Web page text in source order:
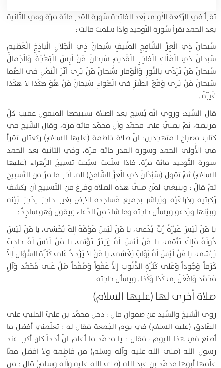
تقرأ في الرّكعة الاُولى بَعد الفاتِحة سُورة القدر مائة مرّة وفي الثّانية
بعد الحمد تقرأ سُورة التّوحيد واذا سلمت قالت :
سُبحانَ ذِي الْعِزِّ الشّامِخِ المُنيفِ سُبحانَ ذِي الْجَلالِ الْباذِخِ الْعَظيمِ
سُبحانَ ذِي الْمُلْكِ الْفاخِرِ الْقَديمِ سُبحانَ مَنْ لَبِسَ الْبَهْجَةَ وَالْجَمالَ
سُبحانَ مَنْ تَرَدّى بِالنُّورِ وَالْوَقارِ سُبحانَ مَنْ يَرى اَثَرَ الَّنمْلِ فى الصَّفا
سُبحانَ مَنْ يَرى وَقْعَ الطَّيْرِ فِى الْهَواءِ سُبحانَ مَنْ هُوَ هكَذا لا هكَذا
غَيْرُهُ .
قال السّيد: وروي انّه يُسبح بعد الصلاة تسبيحها المنقول عقيب كلّ
فريضة، ثمّ يصلّي على محمّد وآل محمّد مائة مرّة، وقال الشّيخ في
كتاب مِصباح المتهجدين: انّ صلاة فاطمة (عليها السلام) ركعتان تقرأ
في الاُولى الحمد وسورة القدر مائة مرّة، وفي الثانية بعد الحمد
سورة التّوحيد مائة مرّة، فاذا سلّمت سبّحت تسبيحُ الزّهراء (عليها
السلام) ثمّ تقول (سُبْحَانَ ذِي الْعِزِّ الشّامِخِ) الى آخر ما مرّ من التّسبيح
ثمّ قالَ : وينبغي لمَن صلّى هذه الصلاة وفرغ من التّسبيح أن يكشف
رُكبتيه وذراعَيْه ويُباشر بجميع مَساجده الارض بغير حاجز يحْجز بَيْنه
وبيْنها ويَدعو ويسأل حاجته وما شاءَ مِنَ الدّعاء ويقول وَهو ساجِدٌ :
يا مَنْ لَيْسَ غَيْرَهُ رُبٌّ يُدْعى، يا مَنْ لَيْسَ فَوْقَهُ اِلهٌ يُخْشى، يا مَنْ لَيْسَ
دُونَهُ مَلِكٌ يُتَّقى، يا مَنْ لَيْسَ لَهُ وَزيْرٌ يُؤْتى، يا مَنْ لَيْسَ لَهُ حاجِبٌ
يُرْشى، يا مَنْ لَيْسَ لَهُ بَوّابٌ يُغْشى، يا مَنْ لا يَزْدادُ عَلى كَثْرَةِ السُّؤالِ إلاّ
كَرَماً وَجُوداً وَعَلى كَثْرَةِ الذُّنُوبِ إلاّ عَفْواً وَصُفْحاً صَلِّ عَلى مُحَمَّد وَآلِ
مُحَمَّد وَافْعَلْ بى كَذا وَكَذا . ويسأل حاجته .
صلاة اُخرى لها (عليها السلام)
روى الّشيخ والسّيد عن صفوان قال : دخل محمّد بن عليّ الحلبي على
الصّادق (عليه السلام) في يوم الجُمعة فقال له : تعلّمني أفضل ما
أصنع في هذا اليوم ، فقال : يا محمّد ما أعلم انّ أحداً كان أكبر عند
رسول الله (صلى الله عليه وآله وسلم) من فاطِمة ولا أفضل ممّا
علّمها أبوها محمّد بن عبد الله (صلى الله عليه وآله وسلم) قال : من